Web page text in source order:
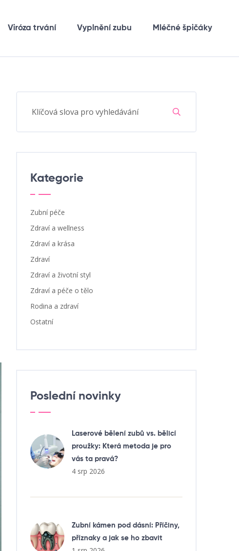
Viróza trvání Vyplnění zubu Mléčné špičáky
Kategorie
Zubní péče
Zdraví a wellness
Zdraví a krása
Zdraví
Zdraví a životní styl
Zdraví a péče o tělo
Rodina a zdraví
Ostatní
Poslední novinky
Laserové bělení zubů vs. bělicí
proužky: Která metoda je pro
vás ta pravá?
4 srp 2026
Zubní kámen pod dásní: Příčiny,
příznaky a jak se ho zbavit